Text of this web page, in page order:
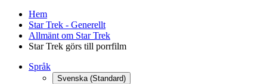
Hem
Star Trek - Generellt
Allmänt om Star Trek
Star Trek görs till porrfilm
Språk
Svenska (Standard)